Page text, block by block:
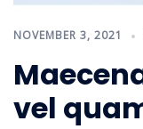
NOVEMBER 3, 2021
vel